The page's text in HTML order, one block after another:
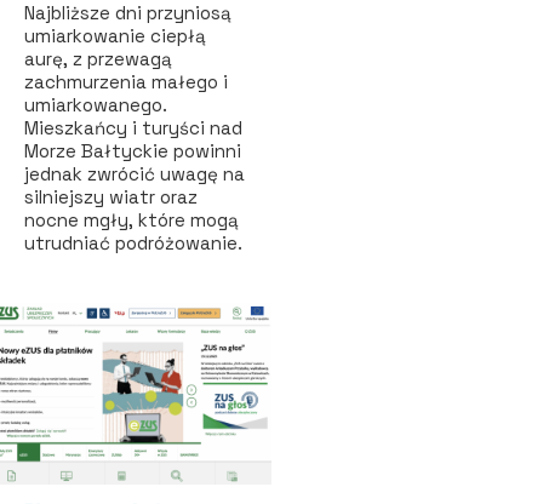
Najbliższe dni przyniosą
umiarkowanie ciepłą
aurę, z przewagą
zachmurzenia małego i
umiarkowanego.
Mieszkańcy i turyści nad
Morze Bałtyckie powinni
jednak zwrócić uwagę na
silniejszy wiatr oraz
nocne mgły, które mogą
utrudniać podróżowanie.